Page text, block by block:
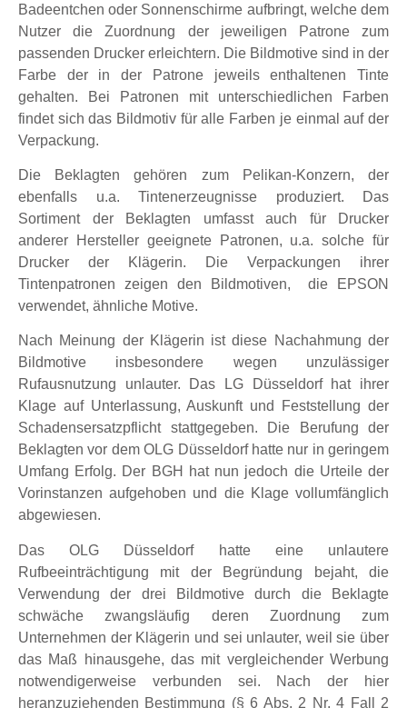
Badeentchen oder Sonnenschirme aufbringt, welche dem
Nutzer die Zuordnung der jeweiligen Patrone zum
passenden Drucker erleichtern. Die Bildmotive sind in der
Farbe der in der Patrone jeweils enthaltenen Tinte
gehalten. Bei Patronen mit unterschiedlichen Farben
findet sich das Bildmotiv für alle Farben je einmal auf der
Verpackung.
Die Beklagten gehören zum Pelikan-Konzern, der
ebenfalls u.a. Tintenerzeugnisse produziert. Das
Sortiment der Beklagten umfasst auch für Drucker
anderer Hersteller geeignete Patronen, u.a. solche für
Drucker der Klägerin. Die Verpackungen ihrer
Tintenpatronen zeigen den Bildmotiven, die EPSON
verwendet, ähnliche Motive.
Nach Meinung der Klägerin ist diese Nachahmung der
Bildmotive insbesondere wegen unzulässiger
Rufausnutzung unlauter. Das LG Düsseldorf hat ihrer
Klage auf Unterlassung, Auskunft und Feststellung der
Schadensersatzpflicht stattgegeben. Die Berufung der
Beklagten vor dem OLG Düsseldorf hatte nur in geringem
Umfang Erfolg. Der BGH hat nun jedoch die Urteile der
Vorinstanzen aufgehoben und die Klage vollumfänglich
abgewiesen.
Das OLG Düsseldorf hatte eine unlautere
Rufbeeinträchtigung mit der Begründung bejaht, die
Verwendung der drei Bildmotive durch die Beklagte
schwäche zwangsläufig deren Zuordnung zum
Unternehmen der Klägerin und sei unlauter, weil sie über
das Maß hinausgehe, das mit vergleichender Werbung
notwendigerweise verbunden sei. Nach der hier
heranzuziehenden Bestimmung (§ 6 Abs. 2 Nr. 4 Fall 2